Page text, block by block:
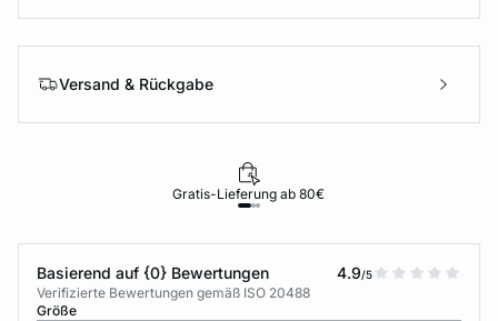
Versand & Rückgabe
Gratis-Lieferung ab 80€
Basierend auf {0} Bewertungen 4.9/5
Verifizierte Bewertungen gemäß ISO 20488
Größe